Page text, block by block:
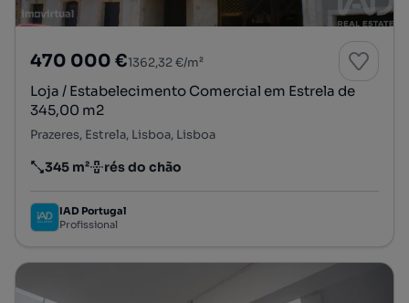
470 000 €1362,32 €/m²
Loja / Estabelecimento Comercial em Estrela de
345,00 m2
Prazeres, Estrela, Lisboa, Lisboa
Preço por metro quadrado
345 m²
Andar rés do chão
IAD Portugal
Profissional